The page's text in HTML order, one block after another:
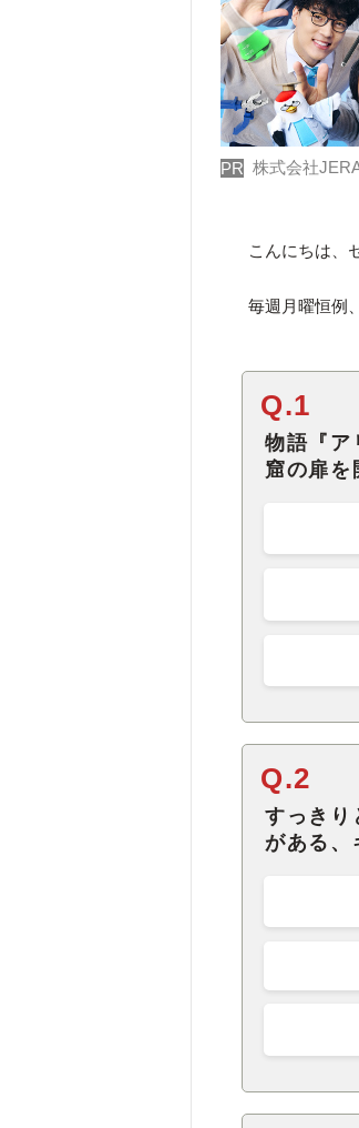
PR 株式会社
こんにちは、
毎週月曜恒例
Q.1
物語『ア
窟の扉を
Q.2
すっきり
がある、